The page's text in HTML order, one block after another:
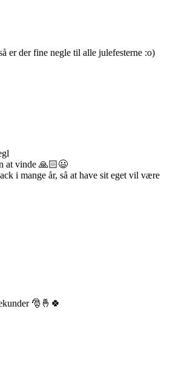
er der fine negle til alle julefesterne :o)
at vinde 🙏🏻😃
i mange år, så at have sit eget vil være
🎅🤞🍀